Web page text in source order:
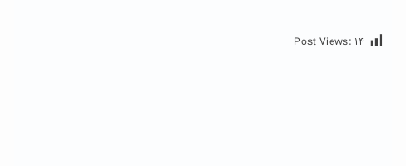
Post Views: ۱۴